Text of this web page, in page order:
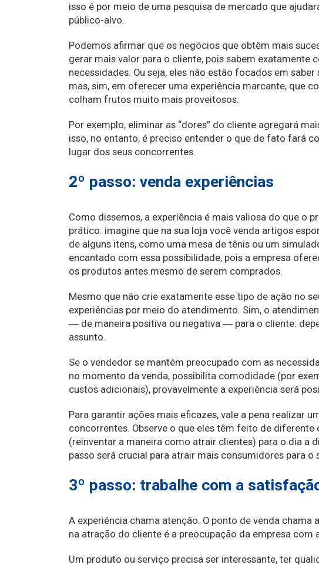
isso é por meio de uma pesquisa de mercado que
público-alvo.
Podemos afirmar que os negócios que obtêm mais
gerar mais valor para o cliente, pois sabem exatamente
necessidades. Ou seja, eles não estão focados em
mas, sim, em oferecer uma experiência marcante, que
colham frutos muito mais proveitosos.
Por exemplo, eliminar as “dores” do cliente agregará
isso, no entanto, é preciso entender o que de fato fará
lugar dos seus concorrentes.
2º passo: venda experiências
Como dissemos, a experiência é mais valiosa do que o
prático: imagine que na sua loja você venda artigos
de alguns itens, como uma mesa de tênis ou um
encantado com essa possibilidade, pois a empresa
os produtos antes mesmo de serem comprados.
Mesmo que não crie exatamente esse tipo de ação no
experiências por meio do atendimento. Sim, o
― de maneira positiva ou negativa ― para o cliente:
assunto.
Se o vendedor se mantém preocupado com as
no momento da venda, possibilita comodidade (por
custos adicionais), provavelmente a experiência será
Para garantir ações mais eficazes, vale a pena realizar
concorrentes. Observe o que eles têm feito de
(reinventar a maneira como atrair clientes) para o dia a
passo será crucial para atrair mais consumidores para o
3º passo: trabalhe com a
A experiência chama atenção. O ponto de venda chama
na atração do cliente é a preocupação da empresa com
Um produto ou serviço precisa ser interessante, ter